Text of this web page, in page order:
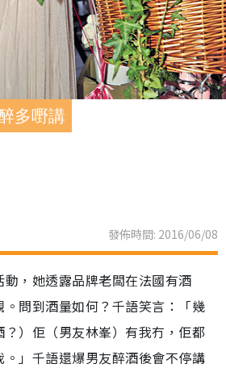
多嘢講
發佈時間: 2016/06/08
，她透露品牌老闆在法國有酒
問到酒量如何？千語笑言：「幾
）佢（男友林峯）有我冇，佢都
」千語還爆男友醉酒後會不停講